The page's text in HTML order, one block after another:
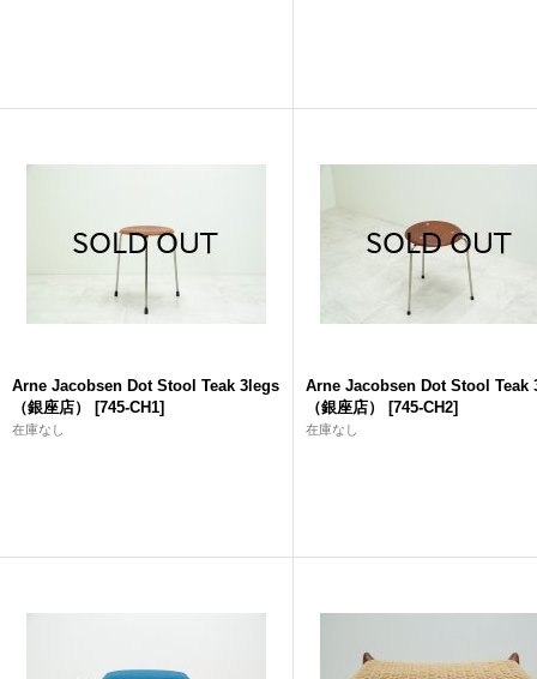
Arne Jacobsen Dot Stool Teak 3legs
（銀座店）
[745-CH1]
在庫なし
Arne Jacobsen Dot Stool Teak
（銀座店）
[745-CH2]
在庫なし